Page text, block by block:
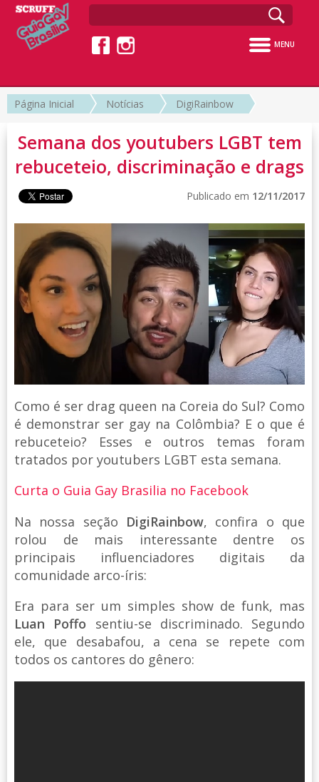
MENU
Página Inicial Notícias DigiRainbow
Semana dos youtubers LGBT tem
rebuceteio, discriminação e drags
Publicado em 12/11/2017
Como é ser drag queen na Coreia do Sul? Como
é demonstrar ser gay na Colômbia? E o que é
rebuceteio? Esses e outros temas foram
tratados por youtubers LGBT esta semana.
Curta o Guia Gay Brasilia no Facebook
Na nossa seção DigiRainbow, confira o que
rolou de mais interessante dentre os
principais influenciadores digitais da
comunidade arco-íris:
Era para ser um simples show de funk, mas
Luan Poffo sentiu-se discriminado. Segundo
ele, que desabafou, a cena se repete com
todos os cantores do gênero: